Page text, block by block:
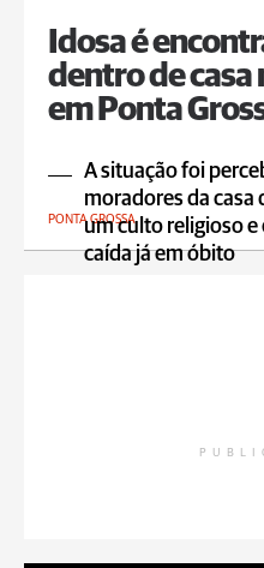
Idosa é
dentro de casa
em Ponta
A situação foi
moradores da
um culto religioso
caída já em óbito
PONTA GROSSA